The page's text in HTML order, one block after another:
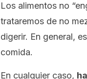
Los alimentos no
trataremos de no
digerir. En general,
comida.
En cualquier caso,